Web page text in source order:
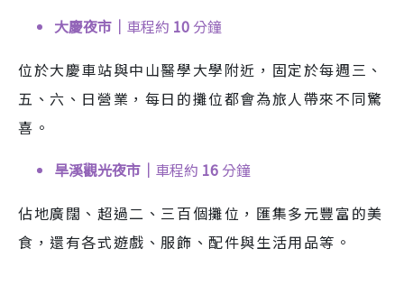
大慶夜市｜ 車程約 10 分鐘
位於大慶車站與中山醫學大學附近，固定於每週三、
五、六、日營業，每日的攤位都會為旅人帶來不同驚
喜。
旱溪觀光夜市｜ 車程約 16 分鐘
佔地廣闊、超過二、三百個攤位，匯集多元豐富的美
食，還有各式遊戲、服飾、配件與生活用品等。